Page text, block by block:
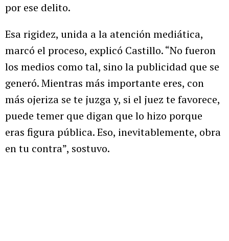
por ese delito.
Esa rigidez, unida a la atención mediática,
marcó el proceso, explicó Castillo. “No fueron
los medios como tal, sino la publicidad que se
generó. Mientras más importante eres, con
más ojeriza se te juzga y, si el juez te favorece,
puede temer que digan que lo hizo porque
eras figura pública. Eso, inevitablemente, obra
en tu contra”, sostuvo.